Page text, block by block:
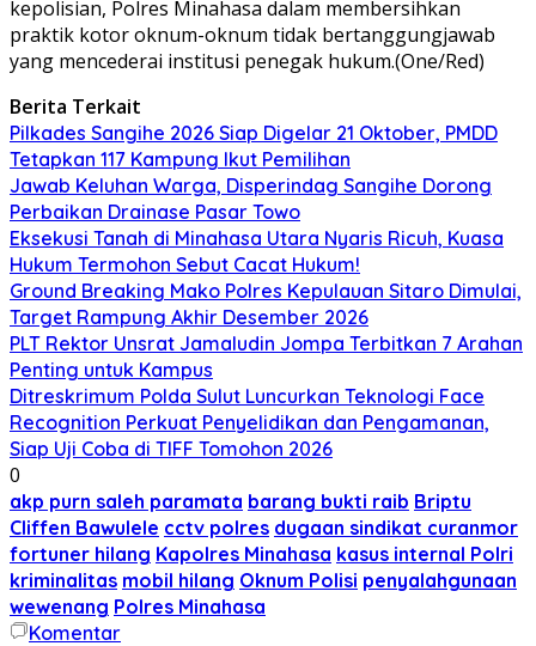
kepolisian, Polres Minahasa dalam membersihkan
praktik kotor oknum-oknum tidak bertanggungjawab
yang mencederai institusi penegak hukum.(One/Red)
Berita Terkait
Pilkades Sangihe 2026 Siap Digelar 21 Oktober, PMDD
Tetapkan 117 Kampung Ikut Pemilihan
Jawab Keluhan Warga, Disperindag Sangihe Dorong
Perbaikan Drainase Pasar Towo
Eksekusi Tanah di Minahasa Utara Nyaris Ricuh, Kuasa
Hukum Termohon Sebut Cacat Hukum!
Ground Breaking Mako Polres Kepulauan Sitaro Dimulai,
Target Rampung Akhir Desember 2026
​PLT Rektor Unsrat Jamaludin Jompa Terbitkan 7 Arahan
Penting untuk Kampus
Ditreskrimum Polda Sulut Luncurkan Teknologi Face
Recognition Perkuat Penyelidikan dan Pengamanan,
Siap Uji Coba di TIFF Tomohon 2026
0
akp purn saleh paramata barang bukti raib Briptu
Cliffen Bawulele cctv polres dugaan sindikat curanmor
fortuner hilang Kapolres Minahasa kasus internal Polri
kriminalitas mobil hilang Oknum Polisi penyalahgunaan
wewenang Polres Minahasa
Komentar